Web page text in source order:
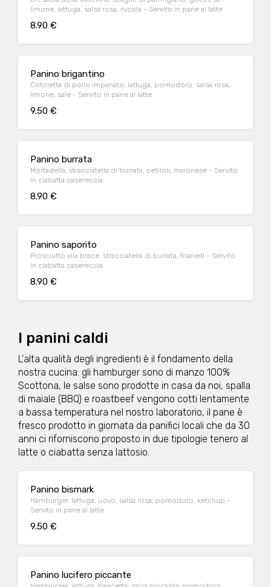
limone, lattuga, salsa rosa, rucola - Servito in pane al latte
8.90 €
Panino brigantino
Cotoletta di pollo impanato, lattuga, pomodoro, salsa rosa,
limone, sale - Servito in pane al latte
9.50 €
Panino burrata
Mortadella, stracciatella di burrata, cetrioli, maionese - Servito
in ciabatta casereccia
8.90 €
Panino saporito
Prosciutto alla brace, stracciatella di burrata, friarielli - Servito
in ciabatta casereccia
8.90 €
I panini caldi
L'alta qualità degli ingredienti è il fondamento della
nostra cucina: gli hamburger sono di manzo 100%
Scottona, le salse sono prodotte in casa da noi, spalla
di maiale (BBQ) e roastbeef vengono cotti lentamente
a bassa temperatura nel nostro laboratorio, il pane è
fresco prodotto in giornata da panifici locali che da 30
anni ci riforniscono proposto in due tipologie tenero al
latte o ciabatta senza lattosio.
Panino bismark
Hamburger, lattuga, uovo, salsa rosa, pomodoro, ketchup -
Servito in pane al latte
9.50 €
Panino lucifero piccante